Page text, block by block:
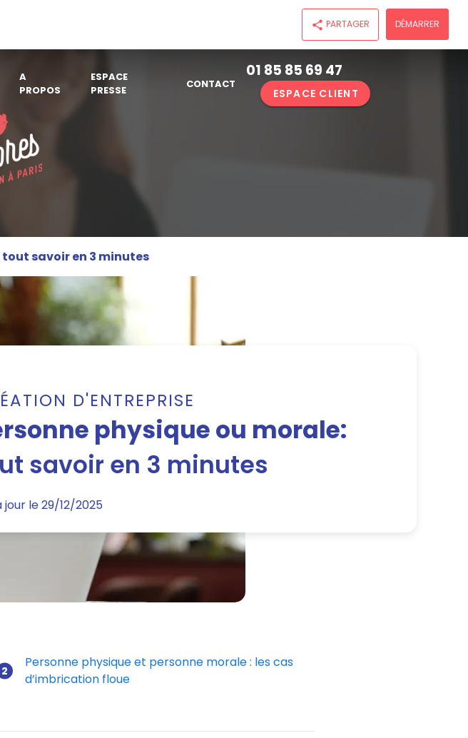
A
PROPOS
ESPACE
PRESSE
CONTACT
01 85 85 69 47
ESPACE CLIENT
share PARTAGER DÉMARRER
tout savoir en 3 minutes
D'ENTREPRISE
physique ou morale:
savoir en 3 minutes
jour le 29/12/2025
Personne physique et personne morale : les cas
d’imbrication floue